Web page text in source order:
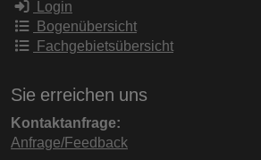
Login
Bogenübersicht
Fachgebietsübersicht
Sie erreichen uns
Kontaktanfrage:
Anfrage/Feedback